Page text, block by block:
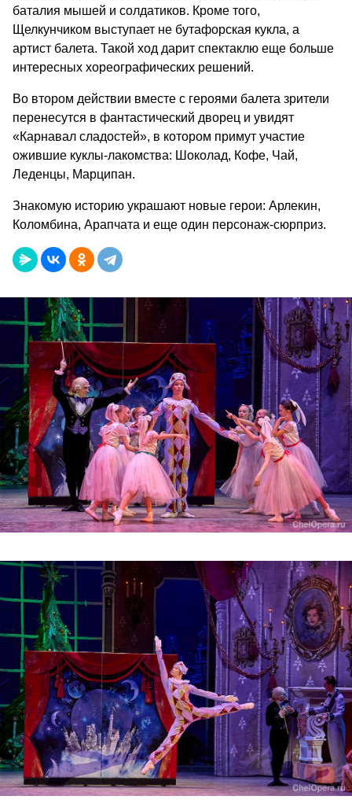
баталия мышей и солдатиков. Кроме того,
Щелкунчиком выступает не бутафорская кукла, а
артист балета. Такой ход дарит спектаклю еще больше
интересных хореографических решений.
Во втором действии вместе с героями балета зрители
перенесутся в фантастический дворец и увидят
«Карнавал сладостей», в котором примут участие
ожившие куклы-лакомства: Шоколад, Кофе, Чай,
Леденцы, Марципан.
Знакомую историю украшают новые герои: Арлекин,
Коломбина, Арапчата и еще один персонаж-сюрприз.